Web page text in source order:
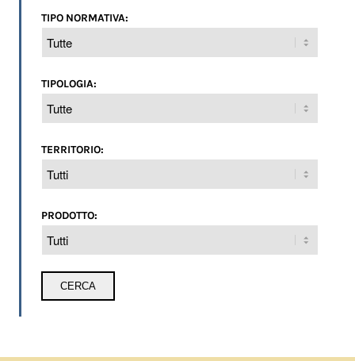
TIPO NORMATIVA:
TIPOLOGIA:
TERRITORIO:
PRODOTTO: